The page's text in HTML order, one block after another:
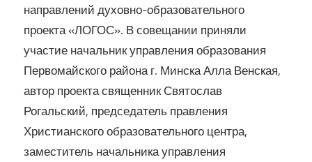
направлений духовно-образовательного
проекта «ЛОГОС». В совещании приняли
участие начальник управления образования
Первомайского района г. Минска Алла Венская,
автор проекта священник Святослав
Рогальский, председатель правления
Христианского образовательного центра,
заместитель начальника управления